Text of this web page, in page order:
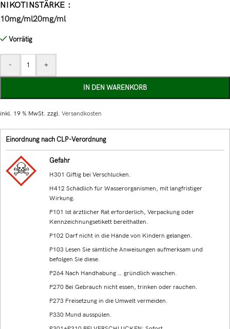
NIKOTINSTÄRKE
10mg/ml20mg/ml
Vorrätig
- +
IN DEN WARENKORB
inkl. 19 % MwSt. zzgl. Versandkosten
Einordnung nach CLP-Verordnung
Gefahr
H301 Giftig bei Verschlucken.
H412 Schädlich für Wasserorganismen, mit langfristiger
Wirkung.
P101 Ist ärztlicher Rat erforderlich, Verpackung oder
Kennzeichnungsetikett bereithalten.
P102 Darf nicht in die Hände von Kindern gelangen.
P103 Lesen Sie sämtliche Anweisungen aufmerksam und
befolgen Sie diese.
P264 Nach Handhabung … gründlich waschen.
P270 Bei Gebrauch nicht essen, trinken oder rauchen.
P273 Freisetzung in die Umwelt vermeiden.
P330 Mund ausspülen.